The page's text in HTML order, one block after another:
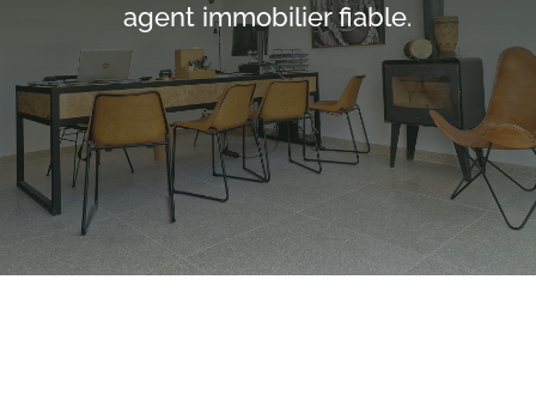
agent immobilier fiable.